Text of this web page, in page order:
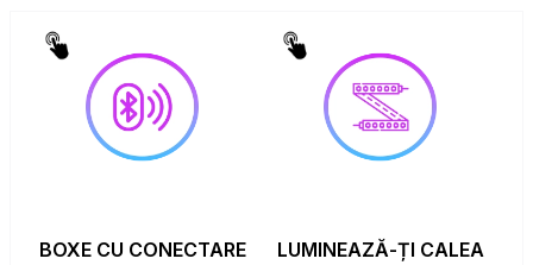
BOXE CU CONECTARE
LUMINEAZĂ-ȚI CALEA